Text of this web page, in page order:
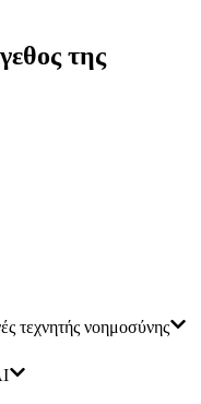
της
τεχνητής νοημοσύνης